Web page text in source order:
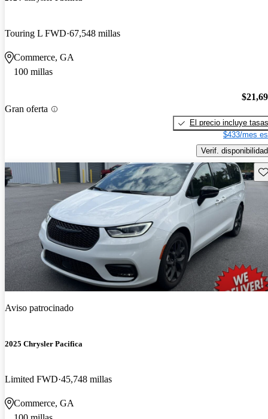
Touring L FWD 67,548 millas
Commerce, GA
100 millas
Gran oferta
El precio incluye tasas
$433/mes
Verif. disponibilidad
Aviso patrocinado
2025 Chrysler Pacifica
Limited FWD 45,748 millas
Commerce, GA